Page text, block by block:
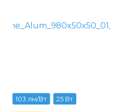
103 лм/Вт 25 Вт